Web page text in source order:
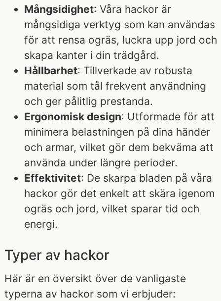
Mångsidighet: Våra hackor är
mångsidiga verktyg som kan användas
för att rensa ogräs, luckra upp jord och
skapa kanter i din trädgård.
Hållbarhet: Tillverkade av robusta
material som tål frekvent användning
och ger pålitlig prestanda.
Ergonomisk design: Utformade för att
minimera belastningen på dina händer
och armar, vilket gör dem bekväma att
använda under längre perioder.
Effektivitet: De skarpa bladen på våra
hackor gör det enkelt att skära igenom
ogräs och jord, vilket sparar tid och
energi.
Typer av hackor
Här är en översikt över de vanligaste
typerna av hackor som vi erbjuder: